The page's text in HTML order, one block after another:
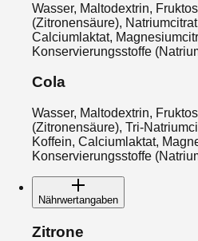
Wasser, Maltodextrin,
(Zitronensäure),
Calciumlaktat,
Konservierungsstoffe
Cola
Wasser, Maltodextrin,
(Zitronensäure), Tri-
Koffein, Calciumlaktat,
Konservierungsstoffe
Nährwertangaben
Zitrone